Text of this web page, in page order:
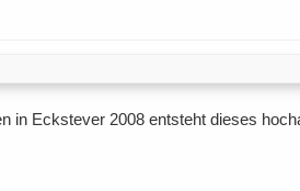
in Eckstever 2008 entsteht dieses